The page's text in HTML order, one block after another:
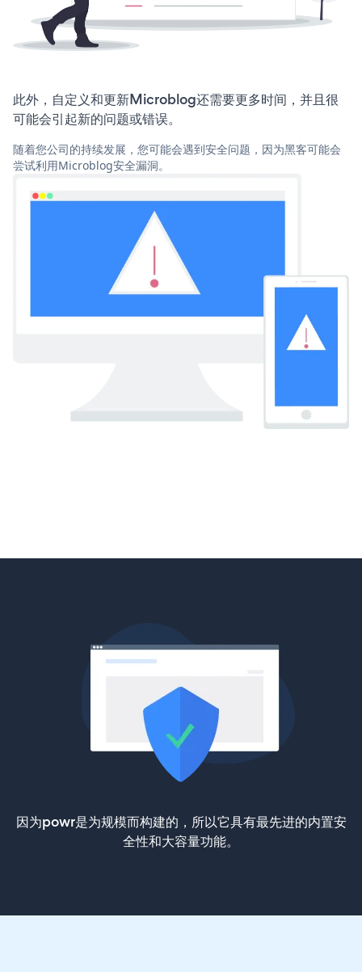
此外，自定义和更新Microblog还需要更多时间，并且很
可能会引起新的问题或错误。
随着您公司的持续发展，您可能会遇到安全问题，因为黑客可能会
尝试利用Microblog安全漏洞。
因为powr是为规模而构建的，所以它具有最先进的内置安
全性和大容量功能。